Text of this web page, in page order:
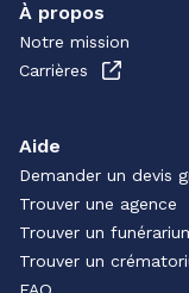
À propos
Notre mission
Carrières
Aide
Demander un devis
Trouver une agence
Trouver un
Trouver un